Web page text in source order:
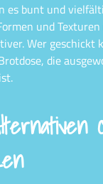
es bunt und
und
Wer geschickt
die